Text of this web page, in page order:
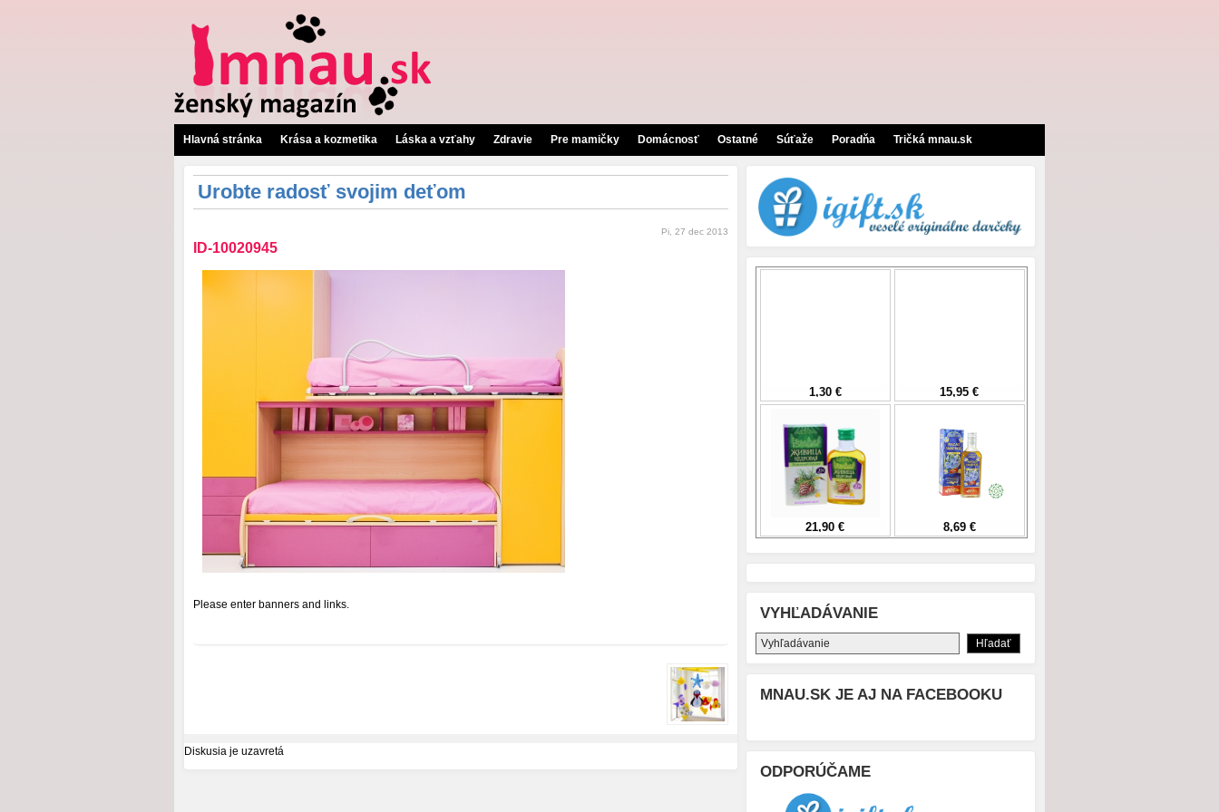
Hlavná stránka Krása a kozmetika Láska a vzťahy Zdravie Pre mamičky Domácnosť Ostatné Súťaže Poradňa Tričká mnau.sk
Urobte radosť svojim deťom
Pi, 27 dec 2013
ID-10020945
Please enter banners and links.
Diskusia je uzavretá
VYHĽADÁVANIE
MNAU.SK JE AJ NA FACEBOOKU
ODPORÚČAME